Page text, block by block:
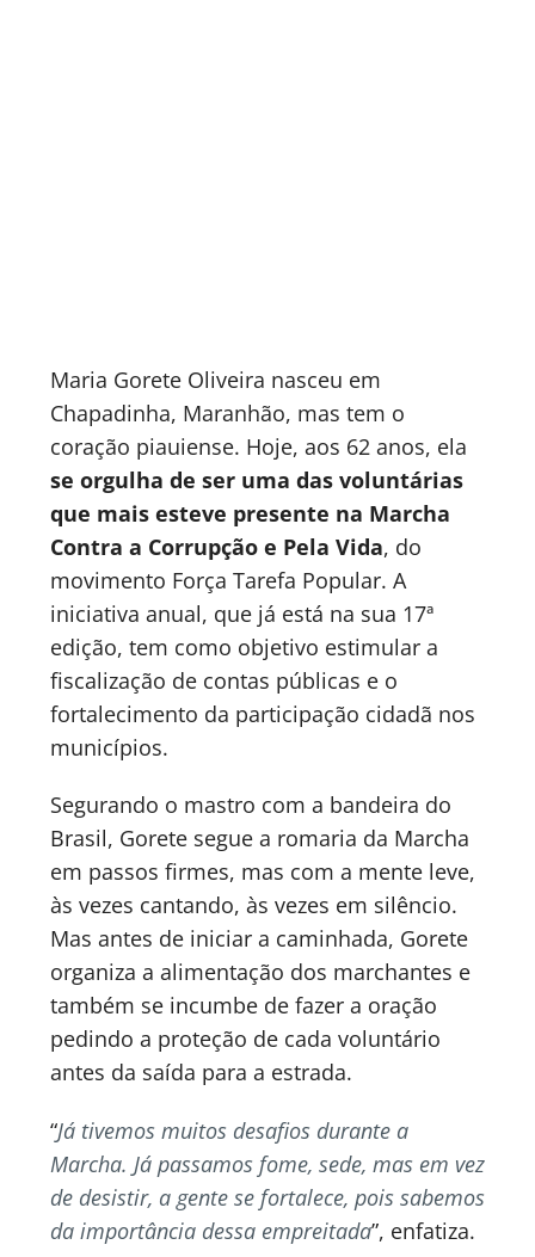
Maria Gorete Oliveira nasceu em
Chapadinha, Maranhão, mas tem o
coração piauiense. Hoje, aos 62 anos, ela
se orgulha de ser uma das voluntárias
que mais esteve presente na Marcha
Contra a Corrupção e Pela Vida, do
movimento Força Tarefa Popular. A
iniciativa anual, que já está na sua 17ª
edição, tem como objetivo estimular a
fiscalização de contas públicas e o
fortalecimento da participação cidadã nos
municípios.
Segurando o mastro com a bandeira do
Brasil, Gorete segue a romaria da Marcha
em passos firmes, mas com a mente leve,
às vezes cantando, às vezes em silêncio.
Mas antes de iniciar a caminhada, Gorete
organiza a alimentação dos marchantes e
também se incumbe de fazer a oração
pedindo a proteção de cada voluntário
antes da saída para a estrada.
“Já tivemos muitos desafios durante a
Marcha. Já passamos fome, sede, mas em vez
de desistir, a gente se fortalece, pois sabemos
da importância dessa empreitada”, enfatiza.